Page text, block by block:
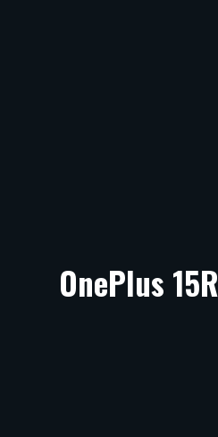
OnePlus 15R